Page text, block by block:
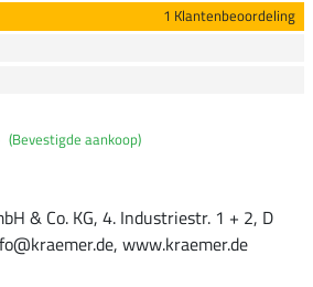
1 Klantenbeoordeling
(Bevestigde aankoop)
& Co. KG, 4. Industriestr. 1 + 2, D
www.kraemer.de